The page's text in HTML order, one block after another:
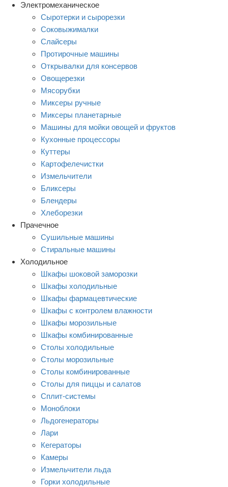
Электромеханическое
Сыротерки и сырорезки
Соковыжималки
Слайсеры
Протирочные машины
Открывалки для консервов
Овощерезки
Мясорубки
Миксеры ручные
Миксеры планетарные
Машины для мойки овощей и фруктов
Кухонные процессоры
Куттеры
Картофелечистки
Измельчители
Бликсеры
Блендеры
Хлеборезки
Прачечное
Сушильные машины
Стиральные машины
Холодильное
Шкафы шоковой заморозки
Шкафы холодильные
Шкафы фармацевтические
Шкафы с контролем влажности
Шкафы морозильные
Шкафы комбинированные
Столы холодильные
Столы морозильные
Столы комбинированные
Столы для пиццы и салатов
Сплит-системы
Моноблоки
Льдогенераторы
Лари
Кегераторы
Камеры
Измельчители льда
Горки холодильные